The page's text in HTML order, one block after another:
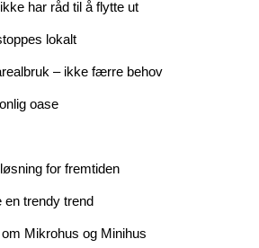
har råd til å flytte ut
lokalt
– ikke færre behov
oase
for fremtiden
en trendy trend
Mikrohus og Minihus